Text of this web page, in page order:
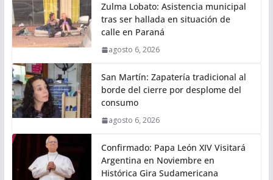
Zulma Lobato: Asistencia municipal
tras ser hallada en situación de
calle en Paraná
agosto 6, 2026
San Martín: Zapatería tradicional al
borde del cierre por desplome del
consumo
agosto 6, 2026
Confirmado: Papa León XIV Visitará
Argentina en Noviembre en
Histórica Gira Sudamericana